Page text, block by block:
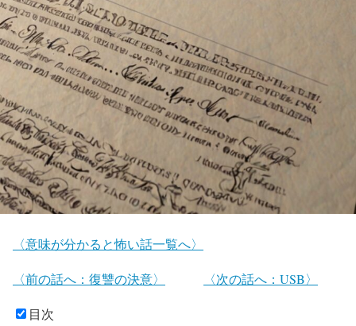
〈意味が分かると怖い話一覧へ〉
〈前の話へ：復讐の決意〉 〈次の話へ：USB〉
目次